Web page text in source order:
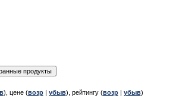
), цене (возр| убыв), рейтингу (возр| убыв)